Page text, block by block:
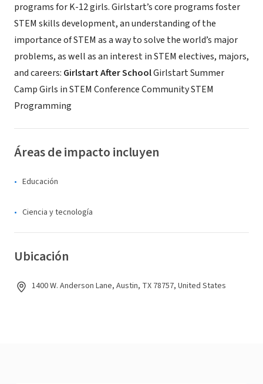
programs for K-12 girls. Girlstart’s core programs foster
STEM skills development, an understanding of the
importance of STEM as a way to solve the world’s major
problems, as well as an interest in STEM electives, majors,
and careers: Girlstart After SchoolGirlstart Summer
Camp Girls in STEM Conference Community STEM
Programming
Áreas de impacto incluyen
Educación
Ciencia y tecnología
Ubicación
1400 W. Anderson Lane, Austin, TX 78757, United States